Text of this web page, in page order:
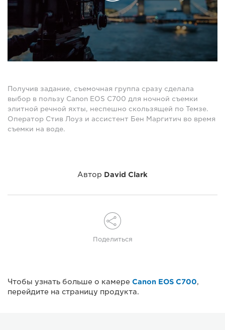
Получив задание, съемочная группа сразу сделала
выбор в пользу Canon EOS C700 для ночной съемки
элитной речной яхты, неспешно скользящей по Темзе.
Оператор Стив Лоуз и ассистент Бен Маргитич во время
съемки на воде.
Автор David Clark
Поделиться
Чтобы узнать больше о камере Canon EOS C700,
перейдите на страницу продукта.